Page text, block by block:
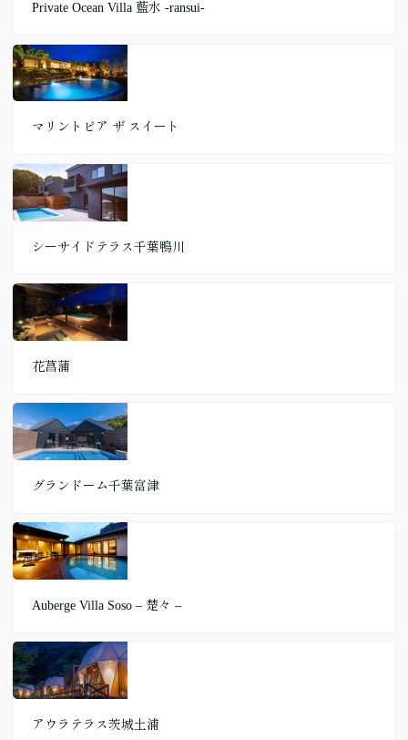
Private Ocean Villa 藍水 -ransui-
マリントピア ザ スイート
シーサイドテラス千葉鴨川
花菖蒲
グランドーム千葉富津
Auberge Villa Soso – 楚々 –
アウラテラス茨城土浦